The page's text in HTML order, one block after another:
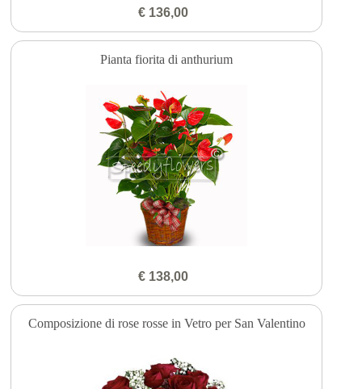
€ 136,00
Pianta fiorita di anthurium
€ 138,00
Composizione di rose rosse in Vetro per San Valentino